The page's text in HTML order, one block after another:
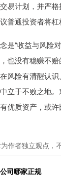
易计划，并严格
普通投资者将杠
是“收益与风险
也没有稳赚不
风险有清醒认
立于不败之地
优质资产，或
作者独立观点，
司哪家正规